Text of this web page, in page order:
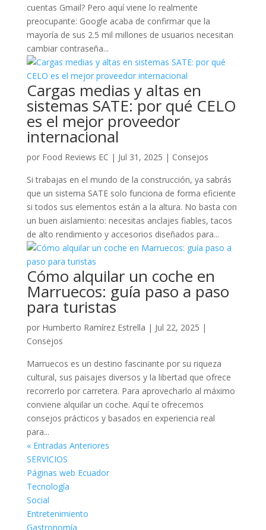
cuentas Gmail? Pero aquí viene lo realmente
preocupante: Google acaba de confirmar que la
mayoría de sus 2.5 mil millones de usuarios necesitan
cambiar contraseña...
Cargas medias y altas en
sistemas SATE: por qué CELO
es el mejor proveedor
internacional
por Food Reviews EC | Jul 31, 2025 | Consejos
Si trabajas en el mundo de la construcción, ya sabrás
que un sistema SATE solo funciona de forma eficiente
si todos sus elementos están a la altura. No basta con
un buen aislamiento: necesitas anclajes fiables, tacos
de alto rendimiento y accesorios diseñados para...
Cómo alquilar un coche en
Marruecos: guía paso a paso
para turistas
por Humberto Ramírez Estrella | Jul 22, 2025 |
Consejos
Marruecos es un destino fascinante por su riqueza
cultural, sus paisajes diversos y la libertad que ofrece
recorrerlo por carretera. Para aprovecharlo al máximo
conviene alquilar un coche. Aquí te ofrecemos
consejos prácticos y basados en experiencia real
para...
« Entradas Anteriores
SERVICIOS
Páginas web Ecuador
Tecnología
Social
Entretenimiento
Gastronomía